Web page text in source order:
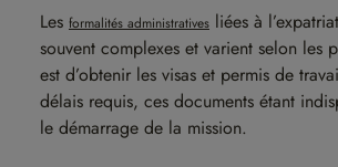
Les formalités administratives liées à
souvent complexes et varient selon les
est d’obtenir les visas et permis de
délais requis, ces documents étant
le démarrage de la mission.